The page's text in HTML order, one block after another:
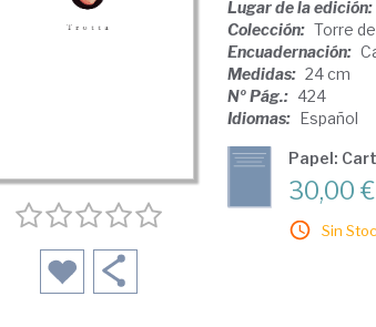
Lugar de la edición:
Colección: Torre
Encuadernación:
Medidas: 24 cm
Nº Pág.: 424
Idiomas: Español
Papel:
30,00 €
Sin